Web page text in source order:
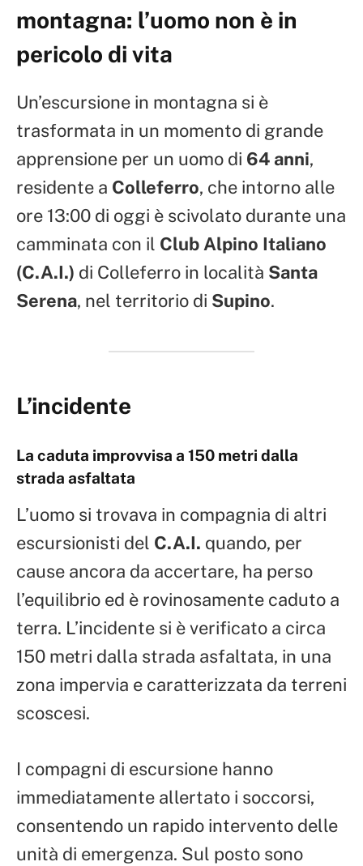
montagna: l’uomo non è in
pericolo di vita
Un’escursione in montagna si è
trasformata in un momento di grande
apprensione per un uomo di 64 anni,
residente a Colleferro, che intorno alle
ore 13:00 di oggi è scivolato durante una
camminata con il Club Alpino Italiano
(C.A.I.) di Colleferro in località Santa
Serena, nel territorio di Supino.
L’incidente
La caduta improvvisa a 150 metri dalla
strada asfaltata
L’uomo si trovava in compagnia di altri
escursionisti del C.A.I. quando, per
cause ancora da accertare, ha perso
l’equilibrio ed è rovinosamente caduto a
terra. L’incidente si è verificato a circa
150 metri dalla strada asfaltata, in una
zona impervia e caratterizzata da terreni
scoscesi.
I compagni di escursione hanno
immediatamente allertato i soccorsi,
consentendo un rapido intervento delle
unità di emergenza. Sul posto sono